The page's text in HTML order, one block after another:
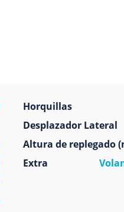
Horquillas
Desplazador Lateral
Altura de replegado
Extra